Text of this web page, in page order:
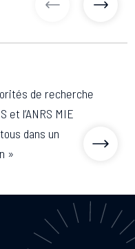
de recherche
et l’ANRS MIE
dans un
»